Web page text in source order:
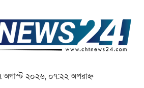
অগাস্ট ২০২৬, ০৭:২২ অপরাহ্ন